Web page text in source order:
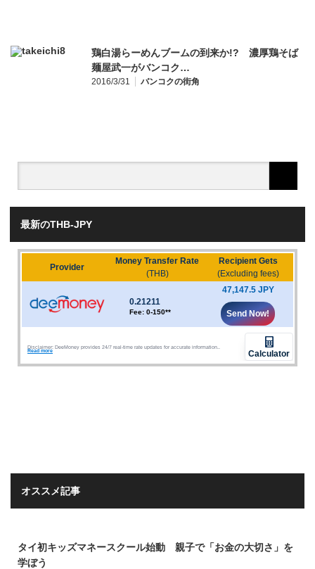
鶏白湯らーめんブームの到来か!? 濃厚鶏そば
麺屋武一がバンコク…
2016/3/31 バンコクの街角
最新のTHB-JPY
オススメ記事
タイ初キッズマネースクール始動 親子で「お金の大切さ」を
学ぼう